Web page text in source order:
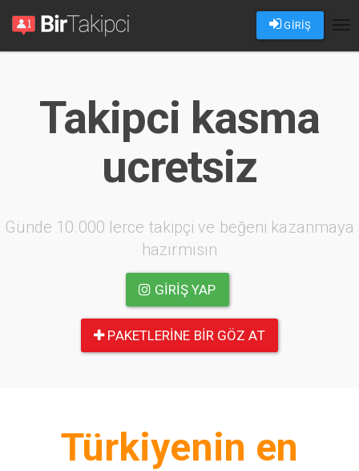
GİRİŞ
Takipci kasma
ucretsiz
Günde 10.000 lerce takipçi ve beğeni kazanmaya
hazırmısın
GIRIŞ YAP
PAKETLERINE BIR GÖZ AT
Türkiyenin en